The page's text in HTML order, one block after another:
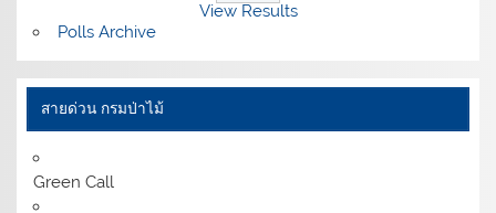
View Results
Polls Archive
สายด่วน กรมป่าไม้
Green Call